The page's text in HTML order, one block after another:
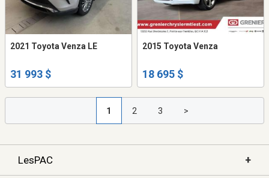
2021 Toyota Venza LE
31 993 $
2015 Toyota Venza
18 695 $
1 2 3 >
LesPAC +